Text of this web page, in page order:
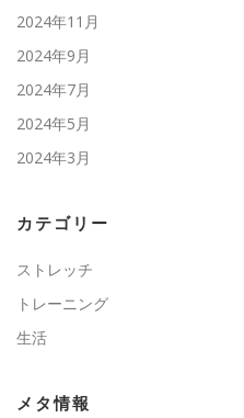
2024年11月
2024年9月
2024年7月
2024年5月
2024年3月
カテゴリー
ストレッチ
トレーニング
生活
メタ情報